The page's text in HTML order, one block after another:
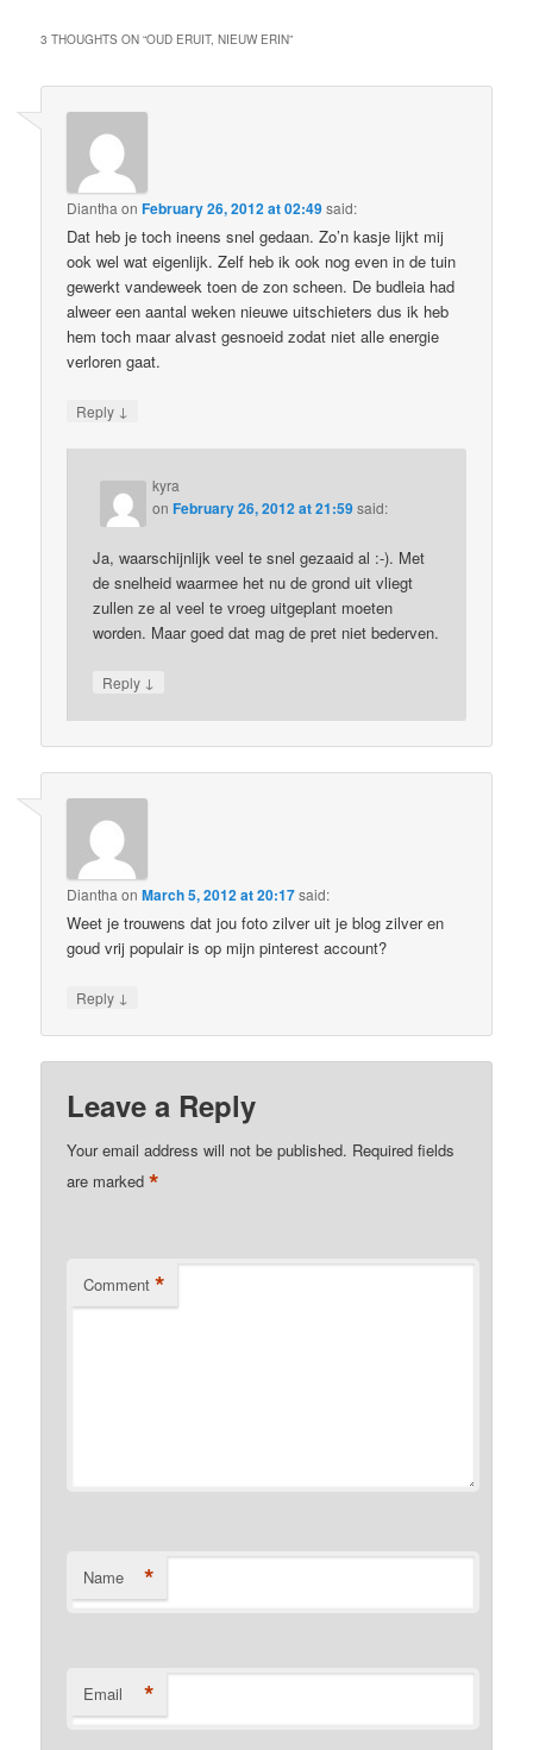
3 THOUGHTS ON “OUD ERUIT, NIEUW ERIN”
Diantha onFebruary 26, 2012 at 02:49said:
Dat heb je toch ineens snel gedaan. Zo’n kasje lijkt mij
ook wel wat eigenlijk. Zelf heb ik ook nog even in de tuin
gewerkt vandeweek toen de zon scheen. De budleia had
alweer een aantal weken nieuwe uitschieters dus ik heb
hem toch maar alvast gesnoeid zodat niet alle energie
verloren gaat.
Reply ↓
kyra
onFebruary 26, 2012 at 21:59said:
Ja, waarschijnlijk veel te snel gezaaid al :-). Met
de snelheid waarmee het nu de grond uit vliegt
zullen ze al veel te vroeg uitgeplant moeten
worden. Maar goed dat mag de pret niet bederven.
Reply ↓
Diantha onMarch 5, 2012 at 20:17said:
Weet je trouwens dat jou foto zilver uit je blog zilver en
goud vrij populair is op mijn pinterest account?
Reply ↓
Leave a Reply
Your email address will not be published. Required fields
are marked*
Comment *
Name *
Email *